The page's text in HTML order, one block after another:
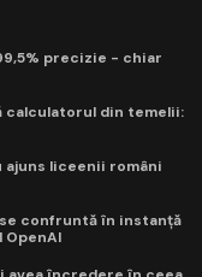
precizie - chiar
calculatorul din temelii:
ajuns liceenii români
se confruntă în instanță